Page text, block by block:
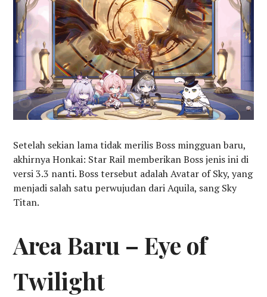
Setelah sekian lama tidak merilis Boss mingguan baru,
akhirnya Honkai: Star Rail memberikan Boss jenis ini di
versi 3.3 nanti. Boss tersebut adalah Avatar of Sky, yang
menjadi salah satu perwujudan dari Aquila, sang Sky
Titan.
Area Baru – Eye of
Twilight